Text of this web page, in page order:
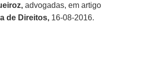
advogadas, em artigo
de Direitos, 16-08-2016.